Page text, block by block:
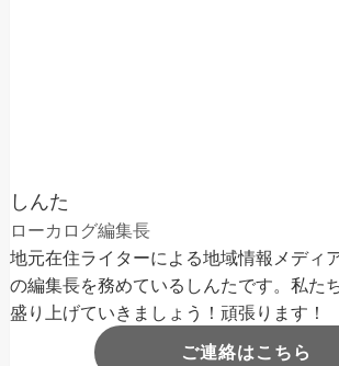
しんた
ローカログ編集長
地元在住ライターによる地域情報メディ
の編集長を務めているしんたです。私た
盛り上げていきましょう！頑張ります！
ご連絡はこちら